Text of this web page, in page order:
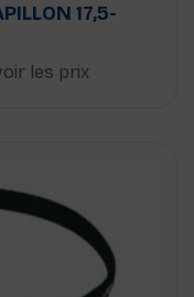
17,5-
les prix